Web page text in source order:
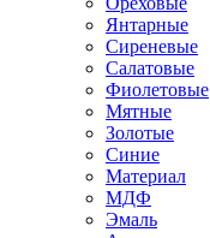
Янтарные
Сиреневые
Салатовые
Фиолетовые
Мятные
Золотые
Синие
Материал
МДФ
Эмаль